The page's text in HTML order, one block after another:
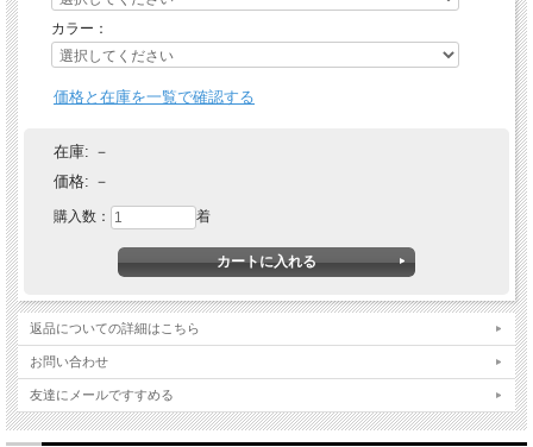
カラー：
価格と在庫を一覧で確認する
在庫: －
価格: －
購入数： 着
返品についての詳細はこちら
お問い合わせ
友達にメールですすめる